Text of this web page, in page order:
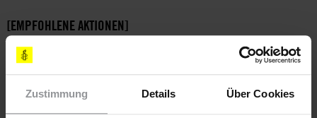
Zustimmung Details Über Cookies
[EMPFOHLENE AKTIONEN]
SCHREIBEN SIE BITTE FAXE ODER LUFTPOSTBRIEFE MIT
FOLGENDEN FORDERUNGEN
Ich begrüße die seit Januar bei der Untersuchung der